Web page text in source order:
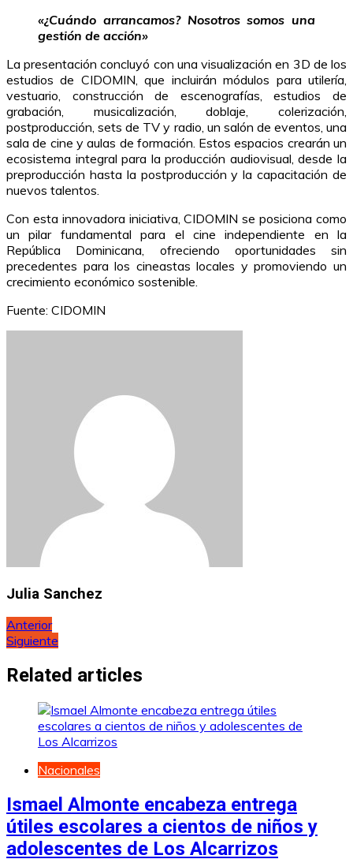
«¿Cuándo arrancamos? Nosotros somos una
gestión de acción»
La presentación concluyó con una visualización en 3D de los
estudios de CIDOMIN, que incluirán módulos para utilería,
vestuario, construcción de escenografías, estudios de
grabación, musicalización, doblaje, colerización,
postproducción, sets de TV y radio, un salón de eventos, una
sala de cine y aulas de formación. Estos espacios crearán un
ecosistema integral para la producción audiovisual, desde la
preproducción hasta la postproducción y la capacitación de
nuevos talentos.
Con esta innovadora iniciativa, CIDOMIN se posiciona como
un pilar fundamental para el cine independiente en la
República Dominicana, ofreciendo oportunidades sin
precedentes para los cineastas locales y promoviendo un
crecimiento económico sostenible.
Fuente: CIDOMIN
Julia Sanchez
Navegación
de
entradas
Anterior
Siguiente
Related articles
Nacionales
Ismael Almonte encabeza entrega
útiles escolares a cientos de niños y
adolescentes de Los Alcarrizos